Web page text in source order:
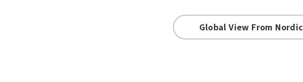
Global View From Nordic